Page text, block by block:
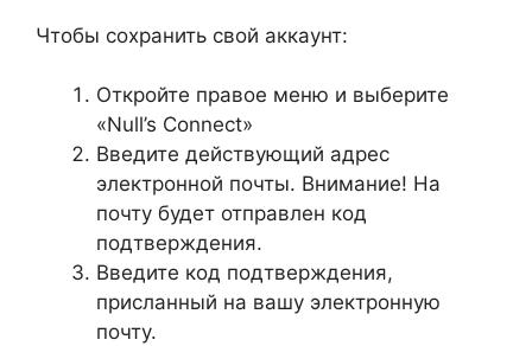
Чтобы сохранить свой аккаунт:
Откройте правое меню и выберите
«Null’s Connect»
Введите действующий адрес
электронной почты. Внимание! На
почту будет отправлен код
подтверждения.
Введите код подтверждения,
присланный на вашу электронную
почту.